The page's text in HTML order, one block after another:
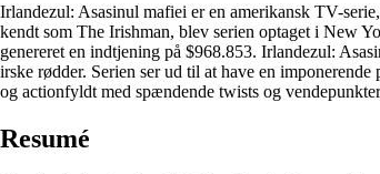
Irlandezul: Asasinul mafiei er en amerikansk TV-
kendt som The Irishman, blev serien optaget i New
genereret en indtjening på $968.853. Irlandezul:
irske rødder. Serien ser ud til at have en
og actionfyldt med spændende twists og
Resumé